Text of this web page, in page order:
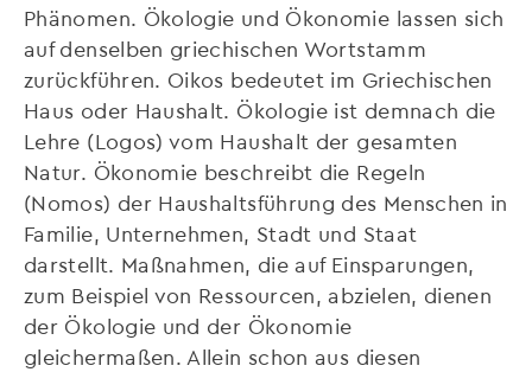
Phänomen. Ökologie und Ökonomie lassen sich
auf denselben griechischen Wortstamm
zurückführen. Oikos bedeutet im Griechischen
Haus oder Haushalt. Ökologie ist demnach die
Lehre (Logos) vom Haushalt der gesamten
Natur. Ökonomie beschreibt die Regeln
(Nomos) der Haushaltsführung des Menschen in
Familie, Unternehmen, Stadt und Staat
darstellt. Maßnahmen, die auf Einsparungen,
zum Beispiel von Ressourcen, abzielen, dienen
der Ökologie und der Ökonomie
gleichermaßen. Allein schon aus diesen